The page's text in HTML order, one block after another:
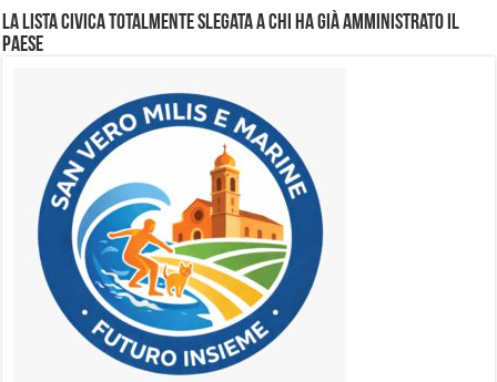
La lista civica totalmente slegata a chi ha già amministrato il
Paese